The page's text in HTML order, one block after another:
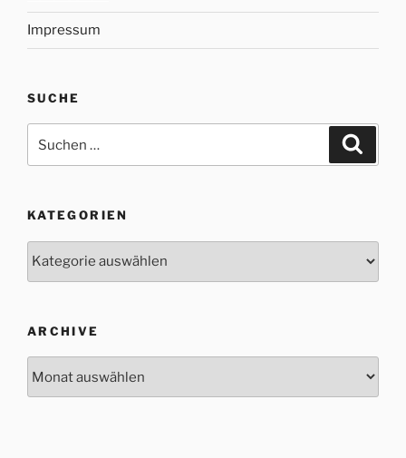
Impressum
SUCHE
nach:
KATEGORIEN
ARCHIVE